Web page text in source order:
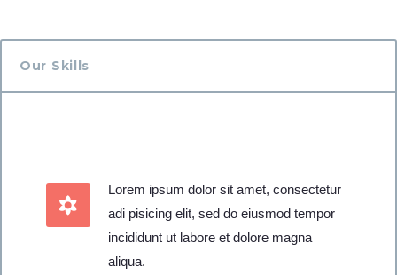
Our Skills
Lorem ipsum dolor sit amet, consectetur
adi pisicing elit, sed do eiusmod tempor
incididunt ut labore et dolore magna
aliqua.